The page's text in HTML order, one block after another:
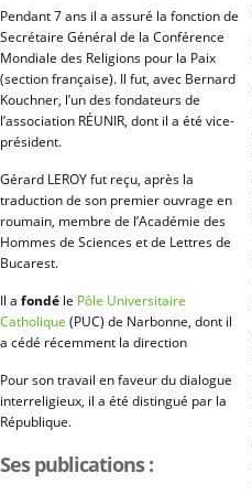
Pendant 7 ans il a assuré la fonction de
Secrétaire Général de la Conférence
Mondiale des Religions pour la Paix
(section française). Il fut, avec Bernard
Kouchner, l’un des fondateurs de
l’association RÉUNIR, dont il a été vice-
président.
Gérard LEROY fut reçu, après la
traduction de son premier ouvrage en
roumain, membre de l’Académie des
Hommes de Sciences et de Lettres de
Bucarest.
Il a fondé le Pôle Universitaire
Catholique (PUC) de Narbonne, dont il
a cédé récemment la direction
Pour son travail en faveur du dialogue
interreligieux, il a été distingué par la
République.
Ses publications :